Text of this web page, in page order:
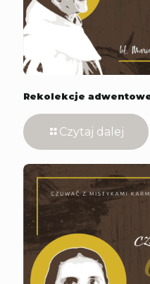
Rekolekcje adwentowe
Czytaj dalej